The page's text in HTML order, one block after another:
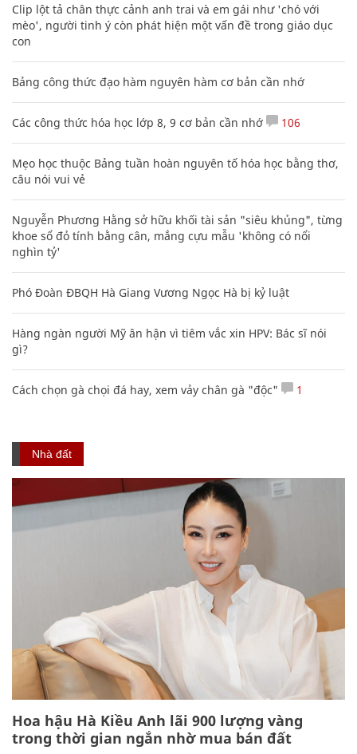
Clip lột tả chân thực cảnh anh trai và em gái như 'chó với
mèo', người tinh ý còn phát hiện một vấn đề trong giáo dục
con
Bảng công thức đạo hàm nguyên hàm cơ bản cần nhớ
Các công thức hóa học lớp 8, 9 cơ bản cần nhớ 106
Mẹo học thuộc Bảng tuần hoàn nguyên tố hóa học bằng thơ,
câu nói vui vẻ
Nguyễn Phương Hằng sở hữu khối tài sản "siêu khủng", từng
khoe sổ đỏ tính bằng cân, mắng cựu mẫu 'không có nổi
nghìn tỷ'
Phó Đoàn ĐBQH Hà Giang Vương Ngọc Hà bị kỷ luật
Hàng ngàn người Mỹ ân hận vì tiêm vắc xin HPV: Bác sĩ nói
gì?
Cách chọn gà chọi đá hay, xem vảy chân gà "độc" 1
Nhà đất
Hoa hậu Hà Kiều Anh lãi 900 lượng vàng
trong thời gian ngắn nhờ mua bán đất